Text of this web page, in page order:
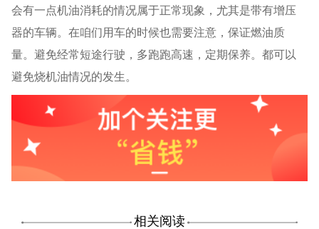
会有一点机油消耗的情况属于正常现象，尤其是带有增压
器的车辆。在咱们用车的时候也需要注意，保证燃油质
量。避免经常短途行驶，多跑跑高速，定期保养。都可以
避免烧机油情况的发生。
相关阅读